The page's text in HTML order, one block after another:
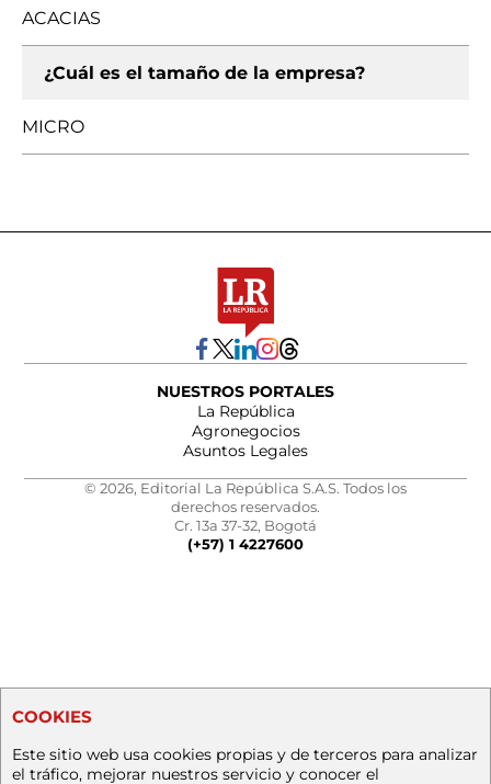
ACACIAS
¿Cuál es el tamaño de la empresa?
MICRO
NUESTROS PORTALES
La República
Agronegocios
Asuntos Legales
© 2026, Editorial La República S.A.S. Todos los
derechos reservados.
Cr. 13a 37-32, Bogotá
(+57) 1 4227600
COOKIES
Este sitio web usa cookies propias y de terceros para analizar
el tráfico, mejorar nuestros servicio y conocer el